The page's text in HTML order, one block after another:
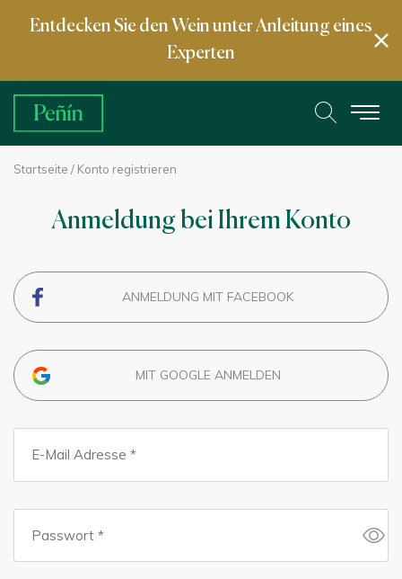
Entdecken Sie den Wein unter Anleitung eines
Experten
Startseite / Konto registrieren
Anmeldung bei Ihrem Konto
ANMELDUNG MIT FACEBOOK
MIT GOOGLE ANMELDEN